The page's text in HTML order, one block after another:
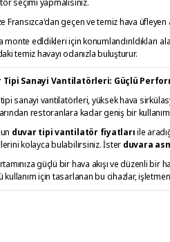
seçimi yapmalısınız.
Fransızca'dan geçen ve temiz hava
monte edldikleri için konumlandırıldıkları
temiz havayı odanızla buluşturur.
Tipi Sanayi Vantilatörleri: Güçlü
sanayi vantilatörleri, yüksek hava
restoranlara kadar geniş bir
duvar tipi vantilatör fiyatlarıile
kolayca bulabilirsiniz. İster duvara
güçlü bir hava akışı ve düzenli bir
kullanım için tasarlanan bu cihazlar,